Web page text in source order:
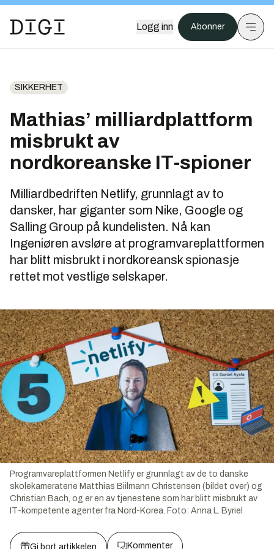
Logg inn Abonner
SIKKERHET
Mathias’ milliardplattform
misbrukt av
nordkoreanske IT-spioner
Milliardbedriften Netlify, grunnlagt av to
dansker, har giganter som Nike, Google og
Salling Group på kundelisten. Nå kan
Ingeniøren avsløre at programvareplattformen
har blitt misbrukt i nordkoreansk spionasje
rettet mot vestlige selskaper.
Programvareplattformen Netlify er grunnlagt av de to danske
skolekameratene Matthias Biilmann Christensen (bildet over) og
Christian Bach, og er en av tjenestene som har blitt misbrukt av
IT-kompetente agenter fra Nord-Korea. Foto: Anna L. Byriel
Gi bort artikkelen Kommenter